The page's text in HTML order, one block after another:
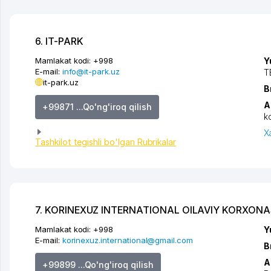
6. IT-PARK
Mamlakat kodi: +998
E-mail: info@it-park.uz
it-park.uz
+99871 ...Qo'ng'iroq qilish
Tashkilot tegishli bo'lgan Rubrikalar
7. KORINEXUZ INTERNATIONAL OILAVIY
Mamlakat kodi: +998
E-mail: korinexuz.international@gmail.com
+99899 ...Qo'ng'iroq qilish